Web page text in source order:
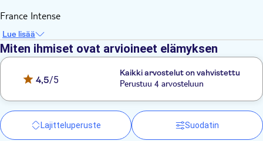
France Intense
Lue lisää
Miten ihmiset ovat arvioineet elämyksen
4,5/5
Kaikki arvostelut on vahvistettu
Perustuu 4 arvosteluun
Lajitteluperuste Suodatin